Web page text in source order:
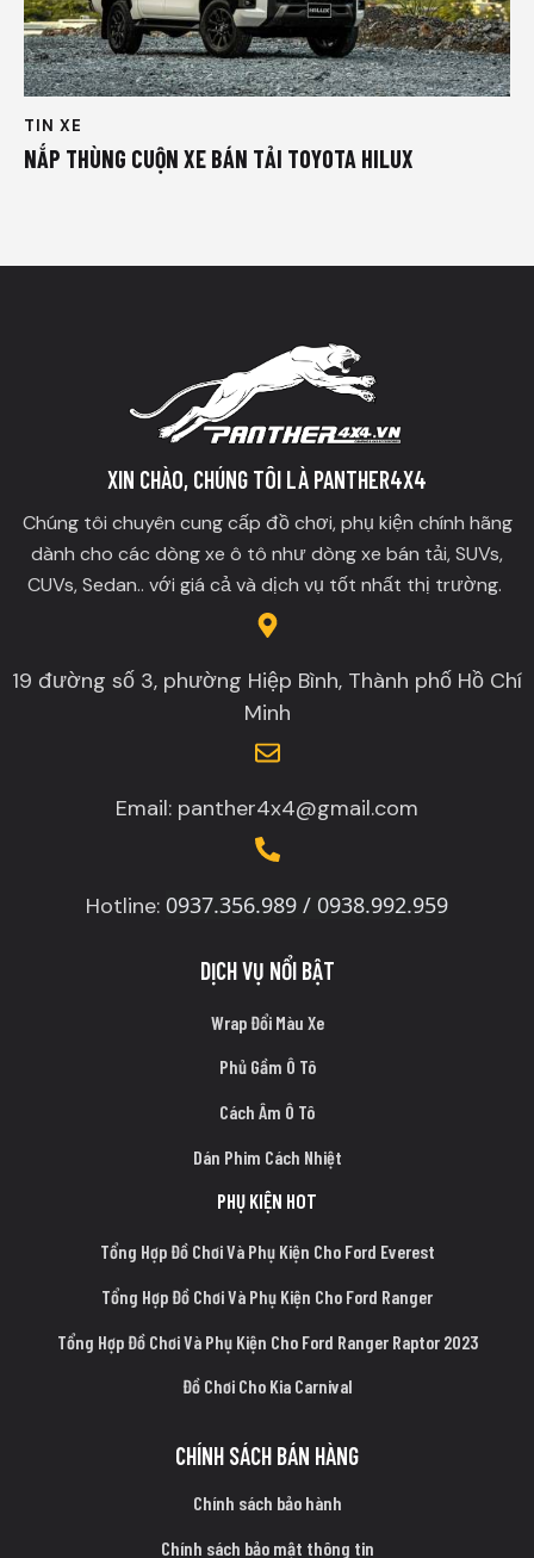
TIN XE
NẮP THÙNG CUỘN XE BÁN TẢI TOYOTA HILUX
XIN CHÀO, CHÚNG TÔI LÀ PANTHER4X4
Chúng tôi chuyên cung cấp đồ chơi, phụ kiện chính hãng
dành cho các dòng xe ô tô như dòng xe bán tải, SUVs,
CUVs, Sedan.. với giá cả và dịch vụ tốt nhất thị trường.
19 đường số 3, phường Hiệp Bình, Thành phố Hồ Chí
Minh
Email: panther4x4@gmail.com
Hotline: 0937.356.989 / 0938.992.959
DỊCH VỤ NỔI BẬT
Wrap Đổi Màu Xe
Phủ Gầm Ô Tô
Cách Âm Ô Tô
Dán Phim Cách Nhiệt
PHỤ KIỆN HOT
Tổng Hợp Đồ Chơi Và Phụ Kiện Cho Ford Everest
Tổng Hợp Đồ Chơi Và Phụ Kiện Cho Ford Ranger
Tổng Hợp Đồ Chơi Và Phụ Kiện Cho Ford Ranger Raptor 2023
Đồ Chơi Cho Kia Carnival
CHÍNH SÁCH BÁN HÀNG
Chính sách bảo hành
Chính sách bảo mật thông tin